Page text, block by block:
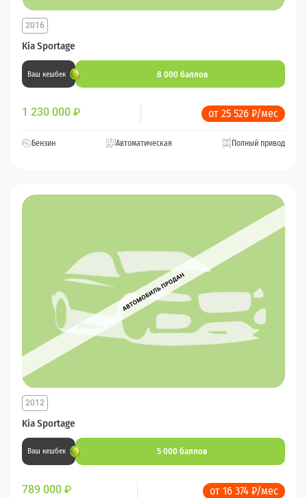
Kia Sportage
2016
Ваш кешбек 8 000 баллов
1 230 000 ₽ от 25 526 ₽/мес
Бензин Автоматическая Полный привод
Kia Sportage
2012
Ваш кешбек 5 000 баллов
789 000 ₽ от 16 374 ₽/мес